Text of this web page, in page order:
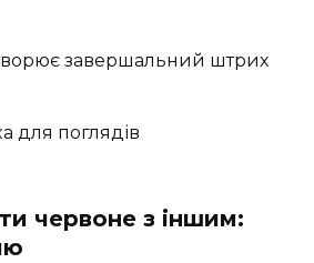
завершальний штрих
для поглядів
червоне з іншим: